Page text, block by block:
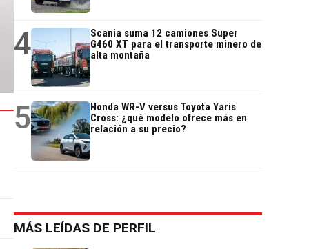
4
Scania suma 12 camiones Super
G460 XT para el transporte minero de
alta montaña
5
Honda WR-V versus Toyota Yaris
Cross: ¿qué modelo ofrece más en
relación a su precio?
MÁS LEÍDAS DE PERFIL